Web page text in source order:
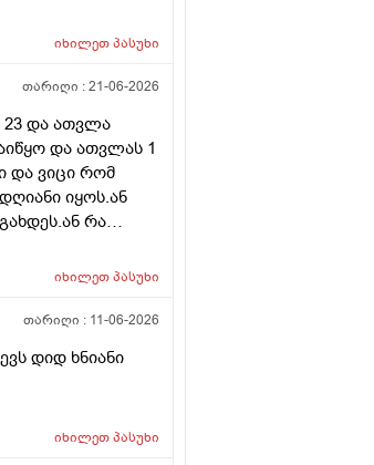
პასუხიც
ტიესეიჩი და
იხილეთპასუხი
თარიღი :21-06-2026
23 და ათვლა
და ათვლას 1
და ვიცი რომ
იყოს.ან
რა
იხილეთპასუხი
თარიღი : 11-06-2026
დიდ ხნიანი
იხილეთპასუხი